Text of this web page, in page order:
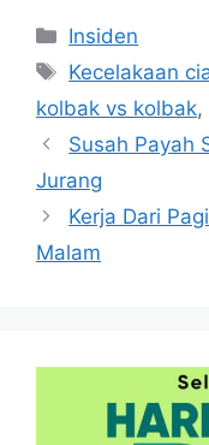
Kategori
Insiden
Tag
Kecelakaan
kolbak vs kolbak,
Susah Payah
Jurang
Kerja Dari
Malam